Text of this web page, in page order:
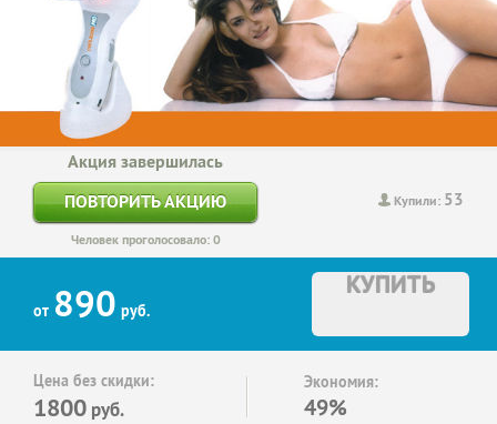
Купили: 53
Акция завершилась
ПОВТОРИТЬ АКЦИЮ
Человек проголосовало: 0
от 890 руб.
КУПИТЬ
Цена без скидки:
1800 руб.
Экономия:
49%